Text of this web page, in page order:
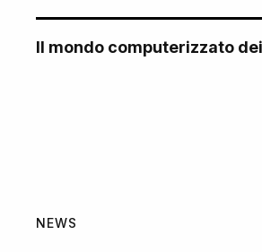
Il mondo computerizzato
NEWS